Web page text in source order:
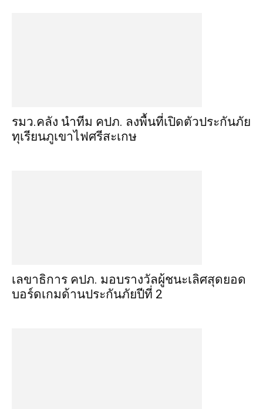
รมว.คลัง นำทีม คปภ. ลงพื้นที่เปิดตัวประกันภัย
ทุเรียนภูเขาไฟศรีสะเกษ
เลขาธิการ คปภ. มอบรางวัลผู้ชนะเลิศสุดยอด
บอร์ดเกมด้านประกันภัยปีที่ 2